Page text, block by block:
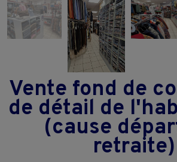
Vente fond de
de détail de
(cause
retraite)